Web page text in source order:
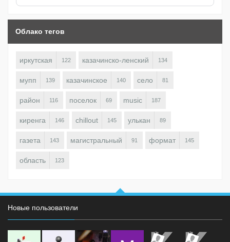
Облако тегов
иркутская 122 казачинско-ленский 134
мупп 139 казачинское 140 село 81
район 116 поселок 69 music 187
киренга 146 chillout 145 улькан 89
газета 143 магистральный 91 формат 145
область 123
Новые пользователи